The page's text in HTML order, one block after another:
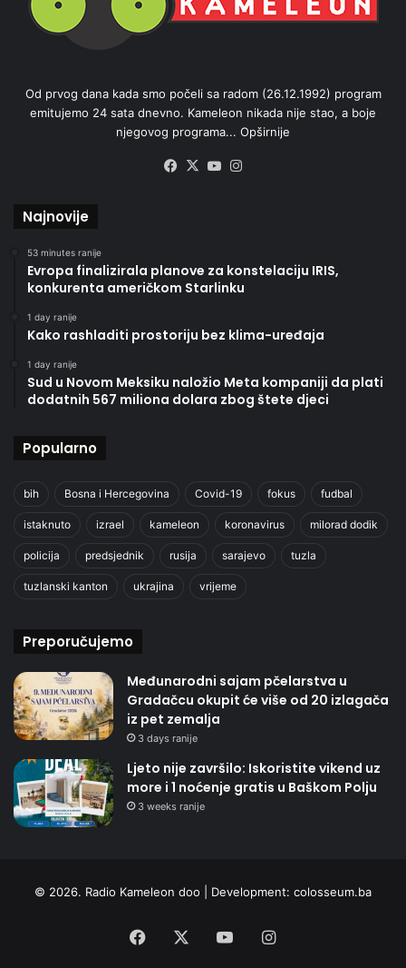
Od prvog dana kada smo počeli sa radom (26.12.1992) program
emitujemo 24 sata dnevno. Kameleon nikada nije stao, a boje
njegovog programa... Opširnije
Facebook
X YouTube
Najnovije
53 minutes ranije
Evropa finalizirala planove za konstelaciju IRIS,
konkurenta američkom Starlinku
1 day ranije
Kako rashladiti prostoriju bez klima-uređaja
1 day ranije
Sud u Novom Meksiku naložio Meta kompaniji da plati
dodatnih 567 miliona dolara zbog štete djeci
Popularno
bih Bosna i Hercegovina Covid-19 fokus fudbal
istaknuto izrael kameleon koronavirus milorad dodik
policija predsjednik rusija sarajevo tuzla
tuzlanski kanton ukrajina vrijeme
Preporučujemo
Međunarodni sajam pčelarstva u
Gradačcu okupit će više od 20 izlagača
iz pet zemalja
3 days ranije
Ljeto nije završilo: Iskoristite vikend uz
more i 1 noćenje gratis u Baškom Polju
3 weeks ranije
© 2026. Radio Kameleon doo | Development: colosseum.ba
Facebook YouTubeInstagram